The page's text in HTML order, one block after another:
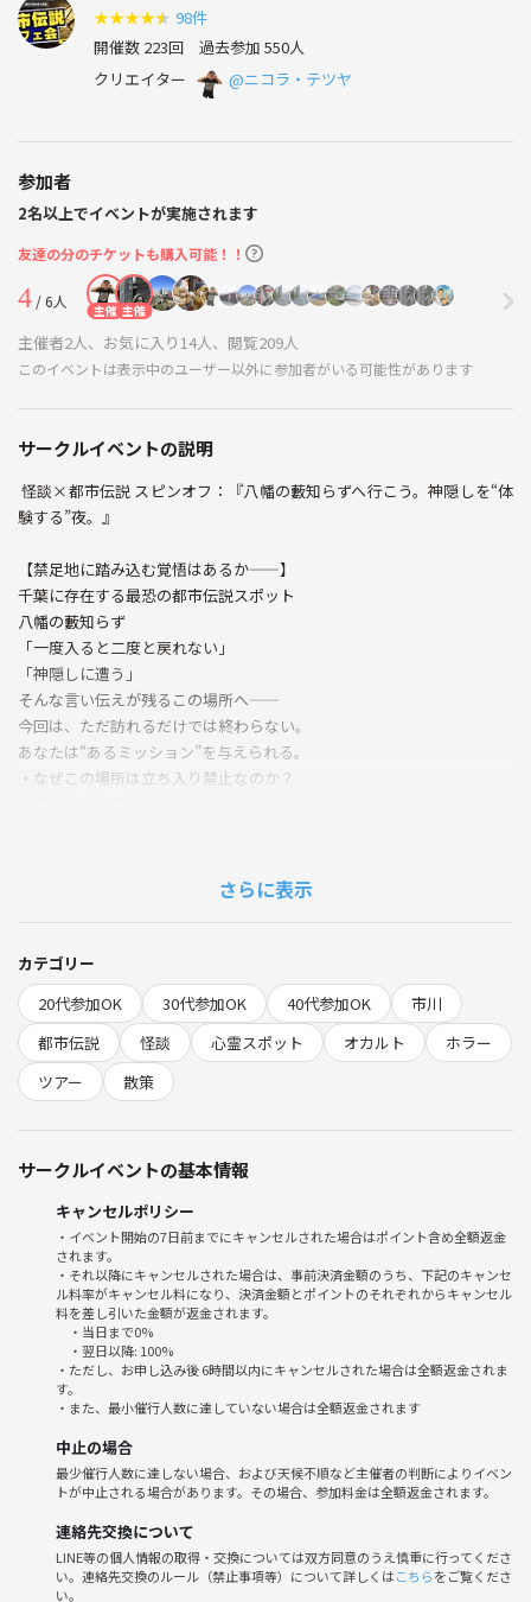
★★★★★ 98件
開催数 223回 過去参加 550人
クリエイター
@ニコラ・テツヤ
参加者
2名以上でイベントが実施されます
友達の分のチケットも購入可能！！
4 / 6人 主催 主催
主催者2人、お気に入り14人、閲覧209人
このイベントは表示中のユーザー以外に参加者がいる可能性があります
サークルイベントの説明
️‍️ 怪談×都市伝説 スピンオフ：『八幡の藪知らずへ行こう。神隠しを“体
験する”夜。』 ️‍️
【禁足地に踏み込む覚悟はあるか——】
千葉に存在する最恐の都市伝説スポット
八幡の藪知らず
「一度入ると二度と戻れない」
「神隠しに遭う」
そんな言い伝えが残るこの場所へ——
今回は、ただ訪れるだけでは終わらない。
あなたは“あるミッション”を与えられる。
・なぜこの場所は立ち入り禁止なのか？
これは、あなた自身が都市伝説の中に入るツアーです！
——無事に帰ってこれる保証はありません！（笑）
開催8年目を迎える毎回満員御礼の大人気コミュニティ「都市伝説を語
る会」のスピンオフ企画！！
当会はこれまでに
ema Prime』、J-WAVE『TOKYO MORNING RADIO』など、複数のメデ
ィアから注目をいただき、取材・放映された実績があります！
今後の会でも、急遽取材が入ることがあるかもしれませんが、皆さんの
顔や声が勝手に映るようなことは絶対にありませんのでご安心くださ
撮影や放映がある場合は、必ず事前にご本人に確認し、OKをいただい
た方のみご協力をお願いしていますのでご安心のうえご参加下さい！
・Abema TV「Abema的ニュースショー」
・ABEMA PRIME
・日本テレビ「井戸端サミット」
・週刊SPA！
さらに表示
カテゴリー
20代参加OK
30代参加OK 40代参加OK
市川
都市伝説
怪談 心霊スポット オカルト
ホラー
ツアー
散策
サークルイベントの基本情報
キャンセルポリシー
・イベント開始の7日前までにキャンセルされた場合はポイント含め全額返金
されます。
・それ以降にキャンセルされた場合は、事前決済金額のうち、下記のキャンセ
ル料率がキャンセル料になり、決済金額とポイントのそれぞれからキャンセル
料を差し引いた金額が返金されます。
・当日まで0%
・翌日以降: 100%
・ただし、お申し込み後 6時間以内にキャンセルされた場合は全額返金されま
す。
・また、最小催行人数に達していない場合は全額返金されます
中止の場合
最少催行人数に達しない場合、および天候不順など主催者の判断によりイベン
トが中止される場合があります。その場合、参加料金は全額返金されます。
連絡先交換について
LINE等の個人情報の取得・交換については双方同意のうえ慎重に行ってくださ
い。連絡先交換のルール（禁止事項等）について詳しくはこちらをご覧くださ
い。